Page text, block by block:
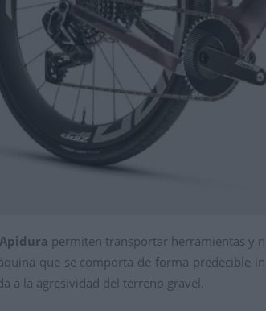
permiten transportar herramientas y
que se comporta de forma predecible
a la agresividad del terreno gravel.